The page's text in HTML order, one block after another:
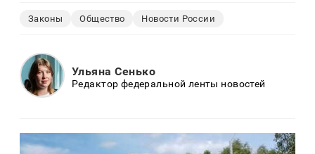
Законы Общество Новости России
Ульяна Сенько
Редактор федеральной ленты новостей